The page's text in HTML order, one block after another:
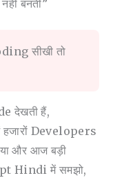
बनती”
सीखी तो
देखती हैं,
Developers
और आज बड़ी
Hindi में समझो,